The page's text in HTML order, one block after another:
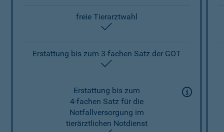
freie Tierarztwahl
Erstattung bis zum 3-fachen Satz der GOT
Erstattung bis zum
4-fachen Satz für die
Notfallversorgung im
tierärztlichen Notdienst